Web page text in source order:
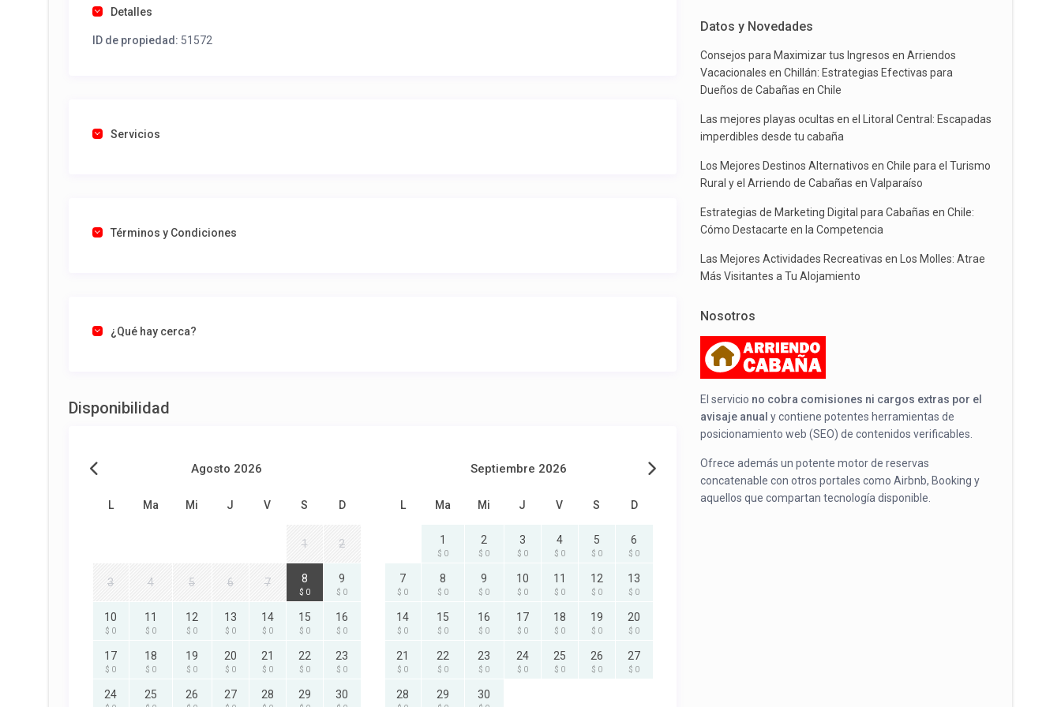
Detalles
ID de propiedad: 51572
Servicios
Términos y Condiciones
¿Qué hay cerca?
Disponibilidad
Agosto 2026
L Ma Mi J V S D
1 2
3 4 5 6 7 8
$ 0
9
$ 0
10
$ 0
11
$ 0
12
$ 0
13
$ 0
14
$ 0
15
$ 0
16
$ 0
17
$ 0
18
$ 0
19
$ 0
20
$ 0
21
$ 0
22
$ 0
23
$ 0
24 25 26 27 28 29 30
Septiembre 2026
L Ma Mi J V S D
1
$ 0
2
$ 0
3
$ 0
4
$ 0
5
$ 0
6
$ 0
7
$ 0
8
$ 0
9
$ 0
10
$ 0
11
$ 0
12
$ 0
13
$ 0
14
$ 0
15
$ 0
16
$ 0
17
$ 0
18
$ 0
19
$ 0
20
$ 0
21
$ 0
22
$ 0
23
$ 0
24
$ 0
25
$ 0
26
$ 0
27
$ 0
28 29 30
Datos y Novedades
Consejos para Maximizar tus Ingresos en Arriendos
Vacacionales en Chillán: Estrategias Efectivas para
Dueños de Cabañas en Chile
Las mejores playas ocultas en el Litoral Central: Escapadas
imperdibles desde tu cabaña
Los Mejores Destinos Alternativos en Chile para el Turismo
Rural y el Arriendo de Cabañas en Valparaíso
Estrategias de Marketing Digital para Cabañas en Chile:
Cómo Destacarte en la Competencia
Las Mejores Actividades Recreativas en Los Molles: Atrae
Más Visitantes a Tu Alojamiento
Nosotros
El servicio no cobra comisiones ni cargos extras por el
avisaje anual y contiene potentes herramientas de
posicionamiento web (SEO) de contenidos verificables.
Ofrece además un potente motor de reservas
concatenable con otros portales como Airbnb, Booking y
aquellos que compartan tecnología disponible.